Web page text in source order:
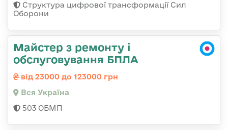
Структура цифрової трансформації Сил
Оборони
Майстер з ремонту і
обслуговування БПЛА
від 23000 до 123000 грн
Вся Україна
503 ОБМП